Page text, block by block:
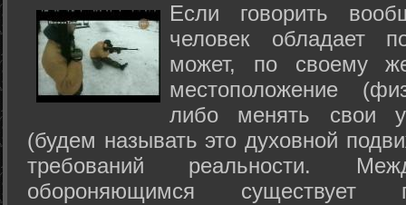
Если говорить
человек обладает
может, по своему
местоположение
либо менять свои
(будем называть это духовной
требований реальности.
обороняющимся существует